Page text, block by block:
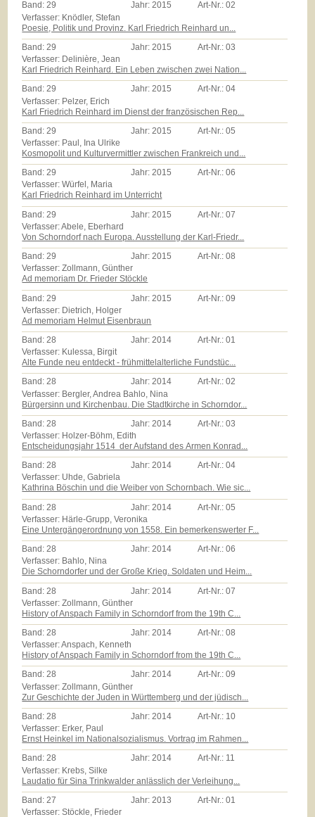
Band:29 Jahr:2015 Art-Nr.:02
Verfasser: Knödler, Stefan
Poesie, Politik und Provinz. Karl Friedrich Reinhard un...
Band:29 Jahr:2015 Art-Nr.:03
Verfasser: Delinière, Jean
Karl Friedrich Reinhard. Ein Leben zwischen zwei Nation...
Band:29 Jahr:2015 Art-Nr.:04
Verfasser: Pelzer, Erich
Karl Friedrich Reinhard im Dienst der französischen Rep...
Band: 29 Jahr: 2015 Art-Nr.:05
Verfasser: Paul, Ina Ulrike
Kosmopolit und Kulturvermittler zwischen Frankreich und...
Band:29 Jahr:2015 Art-Nr.:06
Verfasser: Würfel, Maria
Karl Friedrich Reinhard im Unterricht
Band: 29 Jahr: 2015 Art-Nr.:07
Verfasser: Abele, Eberhard
Von Schorndorf nach Europa. Ausstellung der Karl-Friedr...
Band:29 Jahr:2015 Art-Nr.:08
Verfasser: Zollmann, Günther
Ad memoriam Dr. Frieder Stöckle
Band: 29 Jahr: 2015 Art-Nr.:09
Verfasser: Dietrich, Holger
Ad memoriam Helmut Eisenbraun
Band:28 Jahr:2014 Art-Nr.:01
Verfasser: Kulessa, Birgit
Alte Funde neu entdeckt - frühmittelalterliche Fundstüc...
Band:28 Jahr:2014 Art-Nr.:02
Verfasser: Bergler, Andrea Bahlo, Nina
Bürgersinn und Kirchenbau. Die Stadtkirche in Schorndor...
Band:28 Jahr:2014 Art-Nr.:03
Verfasser: Holzer-Böhm, Edith
Entscheidungsjahr 1514  der Aufstand des Armen Konrad...
Band:28 Jahr:2014 Art-Nr.:04
Verfasser: Uhde, Gabriela
Kathrina Böschin und die Weiber von Schornbach. Wie sic...
Band: 28 Jahr: 2014 Art-Nr.:05
Verfasser: Härle-Grupp, Veronika
Eine Untergängerordnung von 1558. Ein bemerkenswerter F...
Band:28 Jahr:2014 Art-Nr.:06
Verfasser: Bahlo, Nina
Die Schorndorfer und der Große Krieg. Soldaten und Heim...
Band: 28 Jahr: 2014 Art-Nr.:07
Verfasser: Zollmann, Günther
History of Anspach Family in Schorndorf from the 19th C...
Band:28 Jahr:2014 Art-Nr.:08
Verfasser: Anspach, Kenneth
History of Anspach Family in Schorndorf from the 19th C...
Band:28 Jahr:2014 Art-Nr.:09
Verfasser: Zollmann, Günther
Zur Geschichte der Juden in Württemberg und der jüdisch...
Band:28 Jahr:2014 Art-Nr.: 10
Verfasser: Erker, Paul
Ernst Heinkel im Nationalsozialismus. Vortrag im Rahmen...
Band:28 Jahr:2014 Art-Nr.: 11
Verfasser: Krebs, Silke
Laudatio für Sina Trinkwalder anlässlich der Verleihung...
Band: 27 Jahr: 2013 Art-Nr.:01
Verfasser: Stöckle, Frieder